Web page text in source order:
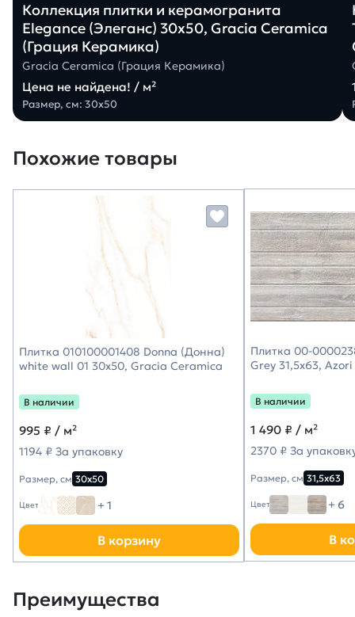
Коллекция плитки и керамогранита
Elegance (Элеганс) 30х50, Gracia Ceramica
(Грация Керамика)
Gracia Ceramica (Грация Керамика)
Цена не найдена! / м²
Размер, см: 30х50
Похожие товары
Плитка 010100001408 Donna (Донна)
white wall 01 30х50, Gracia Ceramica
В наличии
995 ₽ / м²
1194 ₽ За упаковку
Размер, см 30х50
Цвет + 1
В корзину
Плитка 00-
Grey 31,5х63,
В наличии
1 490 ₽ / м²
2370 ₽ За
Размер, см 31,5х63
Цвет + 6
В
Преимущества